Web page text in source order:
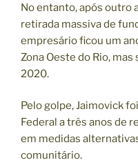
No entanto, após outro
retirada massiva de
empresário ficou um
Zona Oeste do Rio,
2020.
Pelo golpe, Jaimovick
Federal a três anos de
em medidas
comunitário.